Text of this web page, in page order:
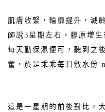
肌膚收緊，輪廓提升，減
師說3星期左右，膠原增
每天勤保濕便可，聽到之後
奮，於是乖乖每日敷水份
這是一星期的前後對比，